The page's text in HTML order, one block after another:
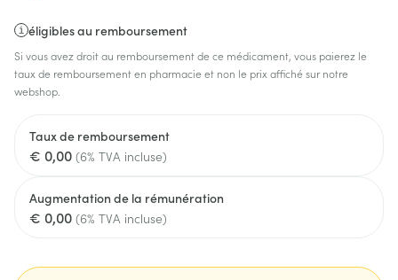
éligibles au remboursement
Si vous avez droit au remboursement de ce médicament, vous paierez le
taux de remboursement en pharmacie et non le prix affiché sur notre
webshop.
Taux de remboursement
€ 0,00 (6% TVA incluse)
Augmentation de la rémunération
€ 0,00 (6% TVA incluse)